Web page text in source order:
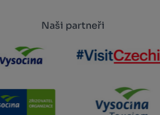
Naši partneři